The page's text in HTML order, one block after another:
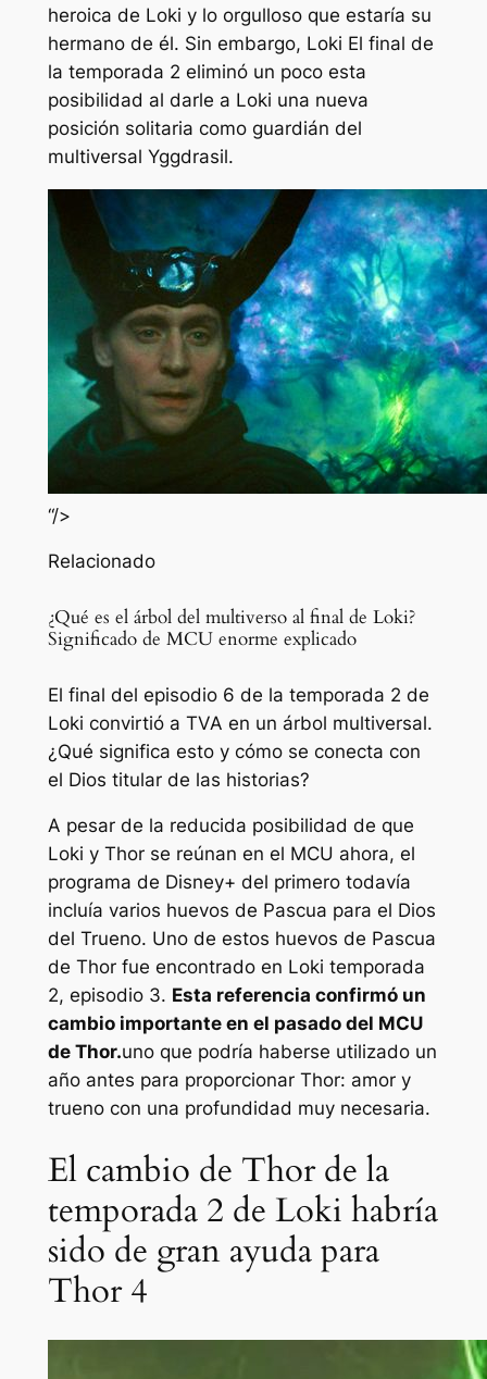
heroica de Loki y lo orgulloso que estaría su
hermano de él. Sin embargo, Loki El final de
la temporada 2 eliminó un poco esta
posibilidad al darle a Loki una nueva
posición solitaria como guardián del
multiversal Yggdrasil.
“/>
Relacionado
¿Qué es el árbol del multiverso al final de Loki?
Significado de MCU enorme explicado
El final del episodio 6 de la temporada 2 de
Loki convirtió a TVA en un árbol multiversal.
¿Qué significa esto y cómo se conecta con
el Dios titular de las historias?
A pesar de la reducida posibilidad de que
Loki y Thor se reúnan en el MCU ahora, el
programa de Disney+ del primero todavía
incluía varios huevos de Pascua para el Dios
del Trueno. Uno de estos huevos de Pascua
de Thor fue encontrado en Loki temporada
2, episodio 3. Esta referencia confirmó un
cambio importante en el pasado del MCU
de Thor.uno que podría haberse utilizado un
año antes para proporcionar Thor: amor y
truenocon una profundidad muy necesaria.
El cambio de Thor de la
temporada 2 de Loki habría
sido de gran ayuda para
Thor 4